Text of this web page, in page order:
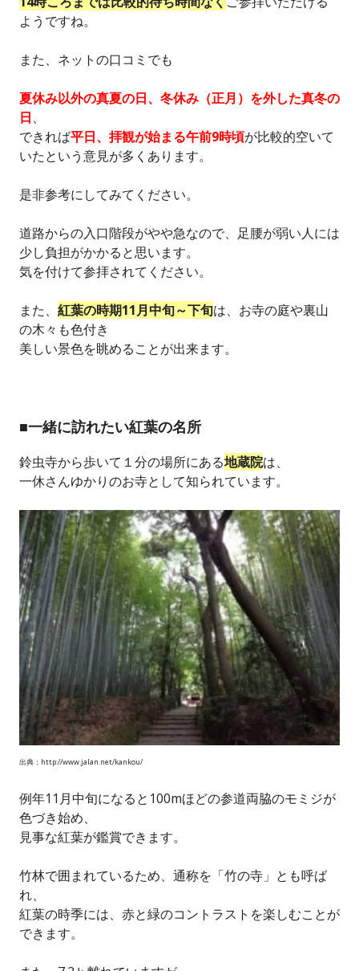
ようですね。
また、ネットの口コミでも
夏休み以外の真夏の日、冬休み（正月）を外した真冬の
日、
できれば平日、拝観が始まる午前9時頃が比較的空いて
いたという意見が多くあります。
是非参考にしてみてください。
道路からの入口階段がやや急なので、足腰が弱い人には
少し負担がかかると思います。
気を付けて参拝されてください。
また、 紅葉の時期11月中旬～下旬は、お寺の庭や裏山
の木々も色付き
美しい景色を眺めることが出来ます。
■一緒に訪れたい紅葉の名所
鈴虫寺から歩いて１分の場所にある地蔵院は、
一休さんゆかりのお寺として知られています。
出典：http://www.jalan.net/kankou/
例年11月中旬になると100mほどの参道両脇のモミジが
色づき始め、
見事な紅葉が鑑賞できます。
竹林で囲まれているため、通称を「竹の寺」とも呼ば
れ、
紅葉の時季には、赤と緑のコントラストを楽しむことが
できます。